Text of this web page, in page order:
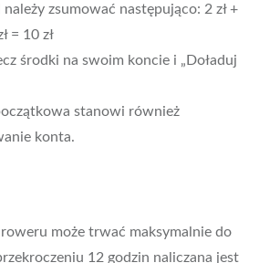
należy zsumować następująco: 2 zł +
= 10 zł
środki na swoim koncie i „Doładuj
stanowi również
konta.
może trwać maksymalnie do
12 godzin naliczana jest